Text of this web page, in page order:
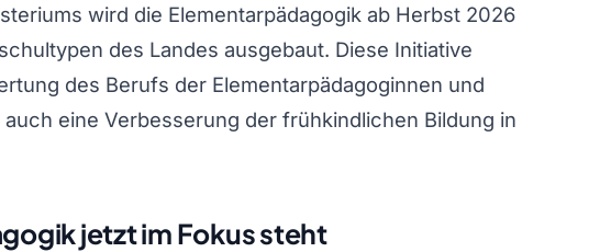
wird die Elementarpädagogik ab Herbst 2026
des Landes ausgebaut. Diese Initiative
des Berufs der Elementarpädagoginnen und
eine Verbesserung der frühkindlichen Bildung in
jetzt im Fokus steht